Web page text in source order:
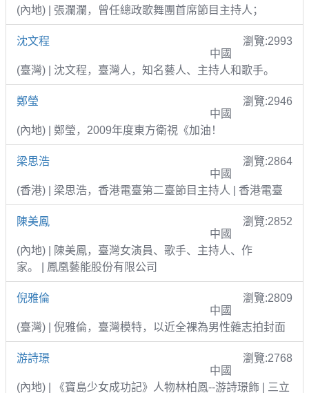
(內地) | 張瀾瀾，曾任總政歌舞團首席節目主持人；
沈文程
瀏覽:2993
中國
(臺灣) | 沈文程，臺灣人，知名藝人、主持人和歌手。
鄭瑩
瀏覽:2946
中國
(內地) | 鄭瑩，2009年度東方衛視《加油！
梁思浩
瀏覽:2864
中國
(香港) | 梁思浩，香港電臺第二臺節目主持人 | 香港電臺
陳美鳳
瀏覽:2852
中國
(內地) | 陳美鳳，臺灣女演員、歌手、主持人、作
家。 | 鳳凰藝能股份有限公司
倪雅倫
瀏覽:2809
中國
(臺灣) | 倪雅倫，臺灣模特，以近全裸為男性雜志拍封面
游詩璟
瀏覽:2768
中國
(內地) | 《寶島少女成功記》人物林柏鳳--游詩璟飾 | 三立